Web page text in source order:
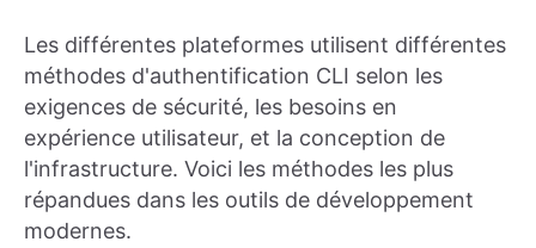
Les différentes plateformes utilisent différentes
méthodes d'authentification CLI selon les
exigences de sécurité, les besoins en
expérience utilisateur, et la conception de
l'infrastructure. Voici les méthodes les plus
répandues dans les outils de développement
modernes.